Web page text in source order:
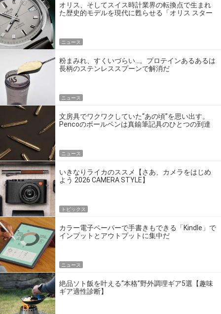
オリス、そしてスイス時計業界の転換点で生まれ
た歴史的モデルを現代に甦らせる「オリス スター
ニュース
粉まみれ、すくいづらい…。プロテインあるあるは
長柄のステンレススプーンで解消だ
ニュース
文房具でワクワクしていた“あの頃”を思い出す。
Pencoのボールペンは真鍮筆記具のひとつの到達
ニュース
いきなりライカのススメ【さあ、カメラをはじめ
よう 2026 CAMERA STYLE】
トピックス
カラー電子ペーパーで手書きもできる「Kindle」で
インプットとアウトプットに集中だ
ニュース
絶品ソト飯を叶える“本格”野外調理ギア5選【趣味
ギア適性診断】